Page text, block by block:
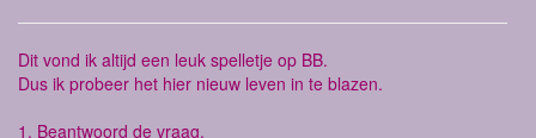
Dit vond ik altijd een leuk spelletje op BB.
Dus ik probeer het hier nieuw leven in te blazen.
1. Beantwoord de vraag,